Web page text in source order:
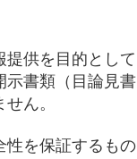
供を目的として
示書類（目論見書
ん。
性を保証するもの